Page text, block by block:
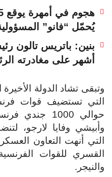
يُحمّل “فانو”
أشهر على مغادرته
وتبقى تشاد الدولة
التي تستضيف قوات
حوالي 1000
وأبيشي وفايا لارجو،
التي أنهت التعاون
القسري للقوات
والنيجر.